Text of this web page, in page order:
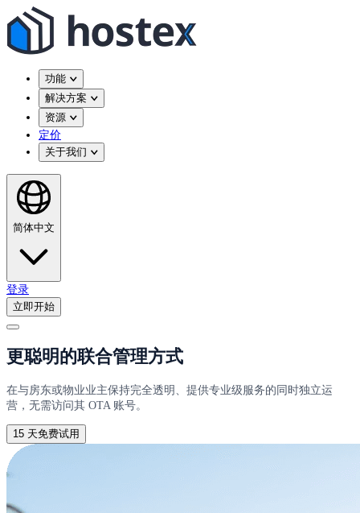
功能
解决方案
资源
定价
关于我们
简体中文
登录
立即开始
更聪明的联合管理方式
在与房东或物业业主保持完全透明、提供专业级服务的同时独立运
营，无需访问其 OTA 账号。
15 天免费试用